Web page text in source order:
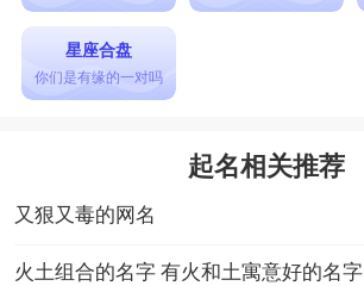
星座合盘
你们是有缘的一对吗
起名相关推荐
又狠又毒的网名
火土组合的名字 有火和土寓意好的名字